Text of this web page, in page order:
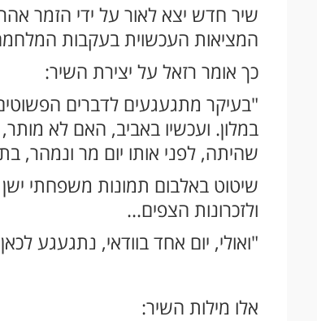
שיר חדש יצא לאור על ידי הזמר
המציאות העכשוית בעקבות
כך אומר רזאל על יצירת השיר:
"בעיקר מתגעגעים לדברים
במלון. ועכשיו באביב, האם לא
שהיתה, לפני אותו יום מר ונמהר,
שיטוט באלבום תמונות משפחתי
ולזכרונות הצפים...
"ואולי, יום אחד בוודאי, נתגעגע
אלו מילות השיר: